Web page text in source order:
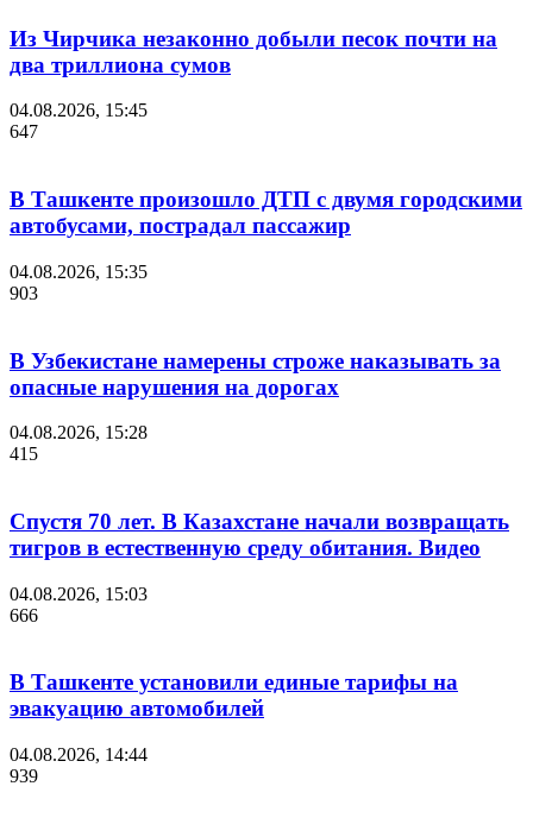
Из Чирчика незаконно добыли песок почти на
два триллиона сумов
04.08.2026, 15:45
647
В Ташкенте произошло ДТП с двумя городскими
автобусами, пострадал пассажир
04.08.2026, 15:35
903
В Узбекистане намерены строже наказывать за
опасные нарушения на дорогах
04.08.2026, 15:28
415
Спустя 70 лет. В Казахстане начали возвращать
тигров в естественную среду обитания. Видео
04.08.2026, 15:03
666
В Ташкенте установили единые тарифы на
эвакуацию автомобилей
04.08.2026, 14:44
939